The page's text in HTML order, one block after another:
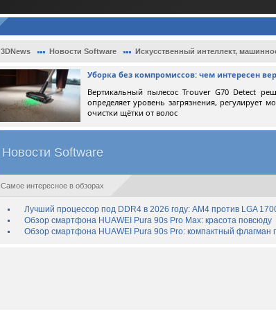
3DNews Новости Software Искусственный интеллект,
Уборка без компромиссов: чем интересен
Вертикальный пылесос Trouver G70 Detect
определяет уровень загрязнения, регулирует
очистки щётки от волос
Новости Software
Самое интересное в обзорах
Лучший процессор под DDR4 в 2026 году: AM4 против LGA
Обзор смартфона HUAWEI Pura 90s Pro Max: красота повсюду
Обзор смартфона HUAWEI Pura 90s Pro: компактный флагман